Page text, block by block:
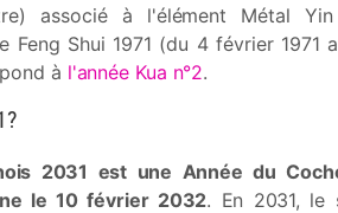
associé à l'élément Métal
Feng Shui 1971 (du 4 février 1971
à l'année Kua n°2.
2031 est une Année du
le 10 février 2032. En 2031, le